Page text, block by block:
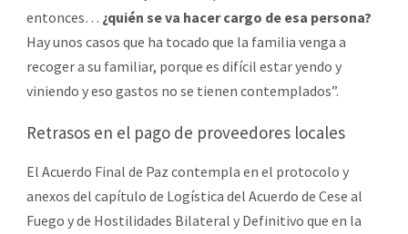
entonces… ¿quién se va hacer cargo de esa persona?
Hay unos casos que ha tocado que la familia venga a
recoger a su familiar, porque es difícil estar yendo y
viniendo y eso gastos no se tienen contemplados”.
Retrasos en el pago de proveedores locales
El Acuerdo Final de Paz contempla en el protocolo y
anexos del capítulo de Logística del Acuerdo de Cese al
Fuego y de Hostilidades Bilateral y Definitivo que en la